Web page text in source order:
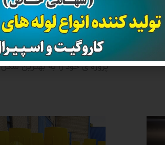
برای انتخاب بهتر و مناسب تر نیازمند
مجرب شرکت قدیر لوله پاسارگاد به صورت
داد تا با صرفه جویی در هزینه و زمان
پروژه ی خود را به بهترین